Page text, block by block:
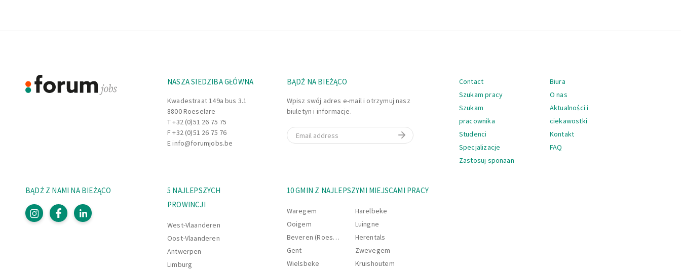
NASZA SIEDZIBA GŁÓWNA
Kwadestraat 149a bus 3.1
8800 Roeselare
T+32 (0)51 26 75 75
F +32 (0)51 26 75 76
Einfo@forumjobs.be
BĄDŹ NA BIEŻĄCO
Wpisz swój adres e-mail i otrzymuj nasz
biuletyn i informacje.
Email
Nawigacja
Contact
Szukam pracy
Szukam
pracownika
Studenci
Specjalizacje
Zastosuj sponaan
Biura
O nas
Aktualności i
ciekawostki
Kontakt
FAQ
5 NAJLEPSZYCH
PROWINCJI
West-Vlaanderen
Oost-Vlaanderen
Antwerpen
Limburg
10 GMIN Z NAJLEPSZYMI MIEJSCAMI PRACY
Waregem
Ooigem
Beveren (Roeselare)
Gent
Wielsbeke
Harelbeke
Luingne
Herentals
Zwevegem
Kruishoutem
BĄDŹ Z NAMI NA BIEŻĄCO